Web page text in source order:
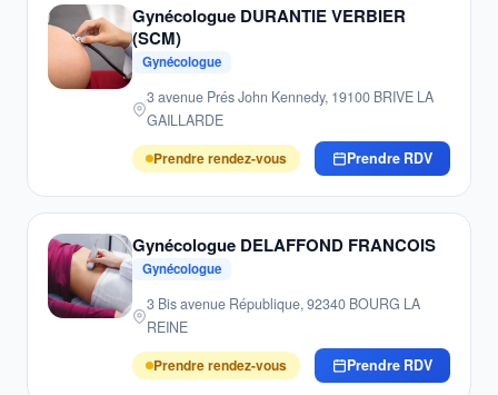
Gynécologue DURANTIE VERBIER
(SCM)
Gynécologue
3 avenue Prés John Kennedy, 19100 BRIVE LA
GAILLARDE
Prendre rendez-vous
Prendre RDV
Gynécologue DELAFFOND FRANCOIS
Gynécologue
3 Bis avenue République, 92340 BOURG LA
REINE
Prendre rendez-vous
Prendre RDV